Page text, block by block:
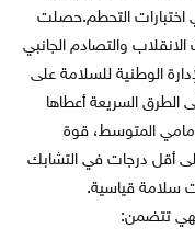
اختبارات التحطم.حصلت
والتصادم الجانبي
الوطنية للسلامة على
الطرق السريعة أعطاها
المتوسط، قوة
أقل درجات في التشابك
سلامة قياسية.
فهي تتضمن: